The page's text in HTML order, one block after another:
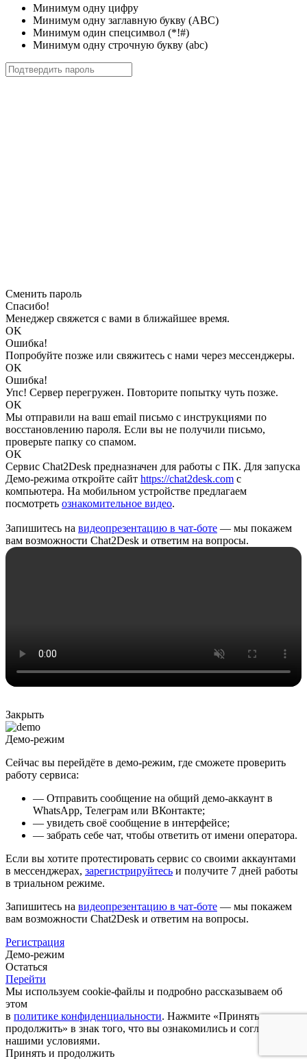
Минимум одну цифру
Минимум одну заглавную букву (ABC)
Минимум один спецсимвол (*!#)
Минимум одну строчную букву (abc)
Сменить пароль
Спасибо!
Менеджер свяжется с вами в ближайшее время.
OK
Ошибка!
Попробуйте позже или свяжитесь с нами через мессенджеры.
OK
Ошибка!
Упс! Сервер перегружен. Повторите попытку чуть позже.
OK
Мы отправили на ваш email письмо с инструкциями по
восстановлению пароля. Если вы не получили письмо,
проверьте папку со спамом.
OK
Сервис Chat2Desk предназначен для работы с ПК. Для запуска
Демо-режима откройте сайт https://chat2desk.com с
компьютера. На мобильном устройстве предлагаем
посмотреть ознакомительное видео.
Запишитесь на видеопрезентацию в чат-боте — мы покажем
вам возможности Chat2Desk и ответим на вопросы.
Закрыть
Демо-режим
Сейчас вы перейдёте в демо-режим, где сможете проверить
работу сервиса:
— Отправить сообщение на общий демо-аккаунт в
WhatsApp, Телеграм или ВКонтакте;
— увидеть своё сообщение в интерфейсе;
— забрать себе чат, чтобы ответить от имени оператора.
Если вы хотите протестировать сервис со своими аккаунтами
в мессенджерах, зарегистрируйтесь и получите 7 дней работы
в триальном режиме.
Запишитесь на видеопрезентацию в чат-боте — мы покажем
вам возможности Chat2Desk и ответим на вопросы.
Регистрация
Демо-режим
Остаться
Перейти
Мы используем cookie-файлы и подробно рассказываем об
этом
в политике конфиденциальности. Нажмите «Принять и
продолжить» в знак того, что вы ознакомились и согласны с
нашими условиями.
Принять и продолжить